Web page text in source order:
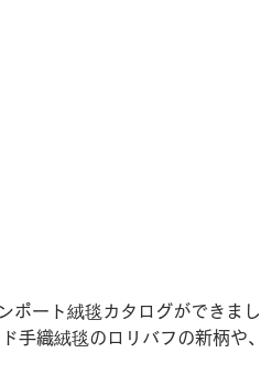
ポート絨毯カタログができま
手織絨毯のロリバフの新柄